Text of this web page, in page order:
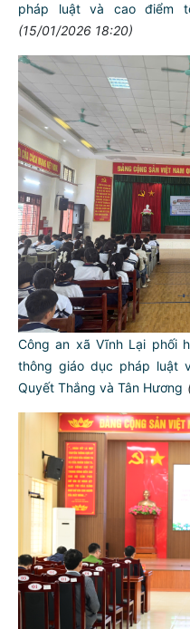
pháp luật và cao điểm
(15/01/2026 18:20)
Công an xã Vĩnh Lại phối
thông giáo dục pháp luật
Quyết Thắng và Tân Hương